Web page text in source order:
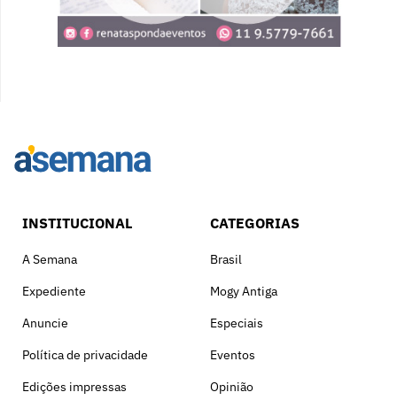
INSTITUCIONAL
A Semana
Expediente
Anuncie
Política de privacidade
Edições impressas
CATEGORIAS
Brasil
Mogy Antiga
Especiais
Eventos
Opinião